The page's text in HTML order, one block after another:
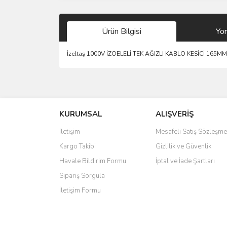
Ürün Bilgisi
İzeltaş 1000V İZOELELİ TEK AĞIZLI KABLO KESİCİ
Ürün resmi kalitesiz, bozuk veya görüntülenemiyor.
Ürün açıklamasında eksik bilgiler bulunuyor.
Ürün bilgilerinde hatalar bulunuyor.
Ürün fiyatı diğer sitelerden daha pahalı.
Bu ürüne benzer farklı alternatifler olmalı.
KURUMSAL
İletişim
Kargo Takibi
Havale Bildirim Formu
Sipariş Sorgula
İletişim Formu
ALIŞVERİŞ
Mesafeli Satış
Gizlilik ve Güvenlik
İptal ve İade Şartları